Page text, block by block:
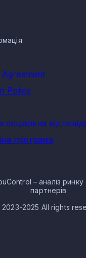
Policy
програма
– аналіз
партнерів
2025 All rights